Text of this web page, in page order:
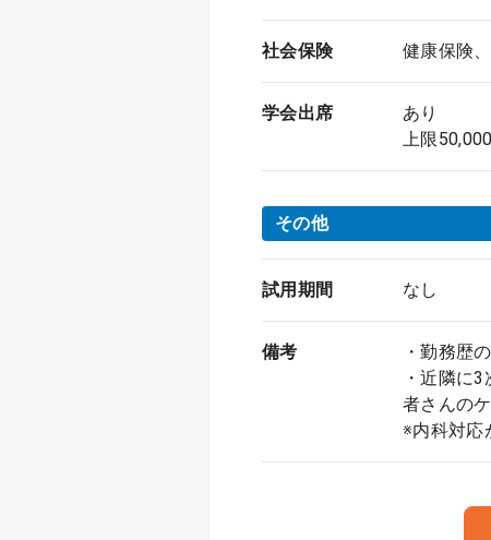
社会保険 健康保険
学会出席
あり
上限
その他
試用期間 なし
備考
・勤務歴
・近隣に
者さんの
※内科対応